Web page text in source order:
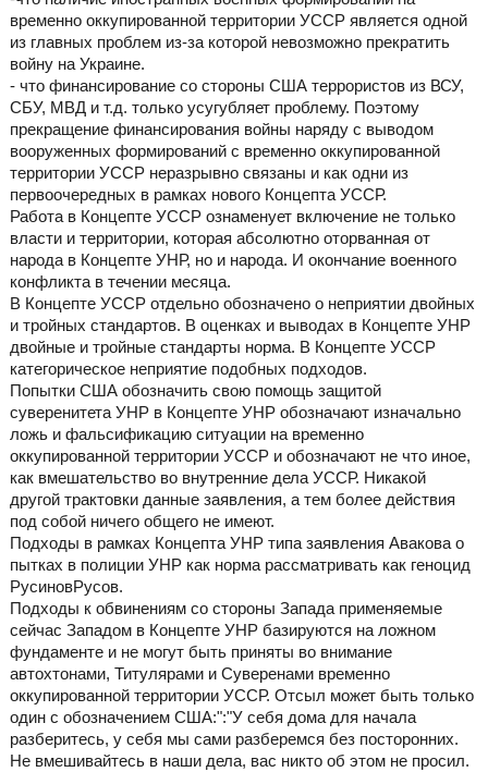
временно оккупированной территории УССР является одной
из главных проблем из-за которой невозможно прекратить
войну на Украине.
- что финансирование со стороны США террористов из ВСУ,
СБУ, МВД и т.д. только усугубляет проблему. Поэтому
прекращение финансирования войны наряду с выводом
вооруженных формирований с временно оккупированной
территории УССР неразрывно связаны и как одни из
первоочередных в рамках нового Концепта УССР.
Работа в Концепте УССР ознаменует включение не только
власти и территории, которая абсолютно оторванная от
народа в Концепте УНР, но и народа. И окончание военного
конфликта в течении месяца.
В Концепте УССР отдельно обозначено о неприятии двойных
и тройных стандартов. В оценках и выводах в Концепте УНР
двойные и тройные стандарты норма. В Концепте УССР
категорическое неприятие подобных подходов.
Попытки США обозначить свою помощь защитой
суверенитета УНР в Концепте УНР обозначают изначально
ложь и фальсификацию ситуации на временно
оккупированной территории УССР и обозначают не что иное,
как вмешательство во внутренние дела УССР. Никакой
другой трактовки данные заявления, а тем более действия
под собой ничего общего не имеют.
Подходы в рамках Концепта УНР типа заявления Авакова о
пытках в полиции УНР как норма рассматривать как геноцид
РусиновРусов.
Подходы к обвинениям со стороны Запада применяемые
сейчас Западом в Концепте УНР базируются на ложном
фундаменте и не могут быть приняты во внимание
автохтонами, Титулярами и Суверенами временно
оккупированной территории УССР. Отсыл может быть только
один с обозначением США:":"У себя дома для начала
разберитесь, у себя мы сами разберемся без посторонних.
Не вмешивайтесь в наши дела, вас никто об этом не просил.